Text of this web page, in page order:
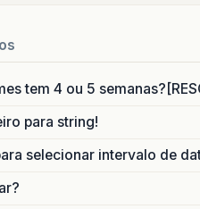
tem 4 ou 5
para string!
selecionar intervalo de